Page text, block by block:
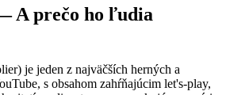
A prečo ho ľudia
je jeden z najväčších herných a
s obsahom zahŕňajúcim let's-play,